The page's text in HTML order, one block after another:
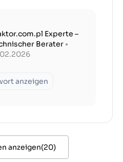
Experte –
Berater •
anzeigen
anzeigen(20)